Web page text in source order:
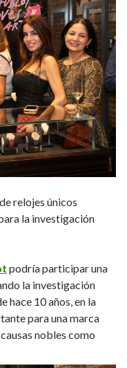
relojes únicos
la investigación
podría participar una
la investigación
hace 10 años, en la
para una marca
nobles como